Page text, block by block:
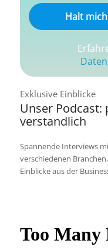
Exklusive Einblicke
Unser Podcast:
verstandlich
Spannende Interviews
verschiedenen
Einblicke aus der